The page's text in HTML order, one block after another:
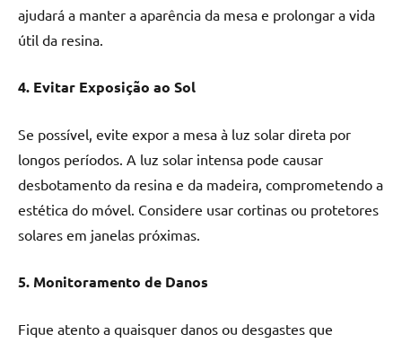
ajudará a manter a aparência da mesa e prolongar a vida
útil da resina.
4. Evitar Exposição ao Sol
Se possível, evite expor a mesa à luz solar direta por
longos períodos. A luz solar intensa pode causar
desbotamento da resina e da madeira, comprometendo a
estética do móvel. Considere usar cortinas ou protetores
solares em janelas próximas.
5. Monitoramento de Danos
Fique atento a quaisquer danos ou desgastes que